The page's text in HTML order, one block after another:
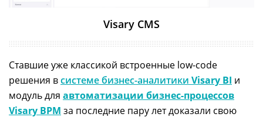
Visary СMS
Ставшие уже классикой встроенные low-code
решения всистеме бизнес-аналитики Visary BI и
модуль для автоматизации бизнес-процессов
Visary BPM за последние пару лет доказали свою